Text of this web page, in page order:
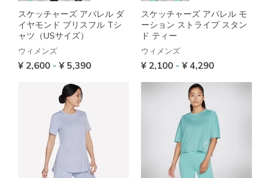
スケッチャーズ アパレル ダ
イヤモンド ブリスフル Tシ
ャツ（USサイズ）
ウィメンズ
¥ 2,600 - ¥ 5,390
スケッチャーズ アパレル モ
ーション ストライプ スタン
ド ティー
ウィメンズ
¥ 2,100 - ¥ 4,290